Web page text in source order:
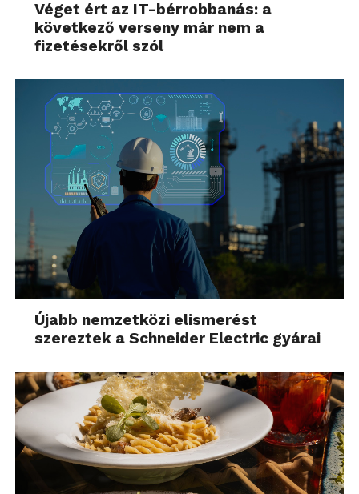
Véget ért az IT-bérrobbanás: a
következő verseny már nem a
fizetésekről szól
Újabb nemzetközi elismerést
szereztek a Schneider Electric gyárai